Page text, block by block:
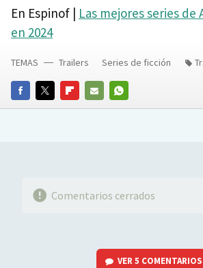
En Espinof | Las mejores series de
en 2024
FACEBOOKTWITTERFLIPBOARD
E-
WHATSAPP
TEMAS Trailers Series de ficción
Comentarios cerrados
VER5 COMENTARIOS